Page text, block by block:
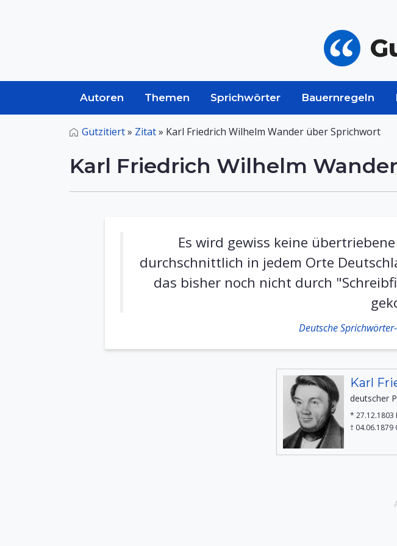
Autoren Themen Sprichwörter Bauernregeln
Gutzitiert» Zitat» Karl Friedrich Wilhelm Wander über Sprichwort
Karl Friedrich Wilhelm
Es wird gewiss keine
durchschnittlich in jedem Orte
das bisher noch nicht durch
Deutsche
Karl
deutscher
* 27.12.1803
† 04.06.1879